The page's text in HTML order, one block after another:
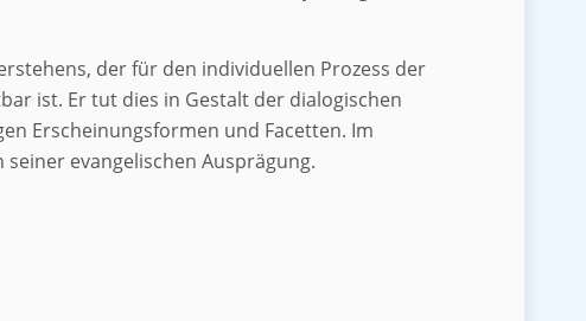
der für den individuellen Prozess der
ist. Er tut dies in Gestalt der dialogischen
Erscheinungsformen und Facetten. Im
evangelischen Ausprägung.